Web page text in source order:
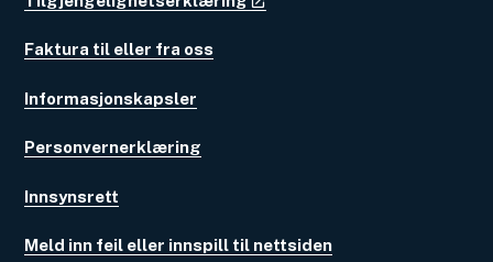
Faktura til eller fra oss
Informasjonskapsler
Personvernerklæring
Innsynsrett
Meld inn feil eller innspill til nettsiden